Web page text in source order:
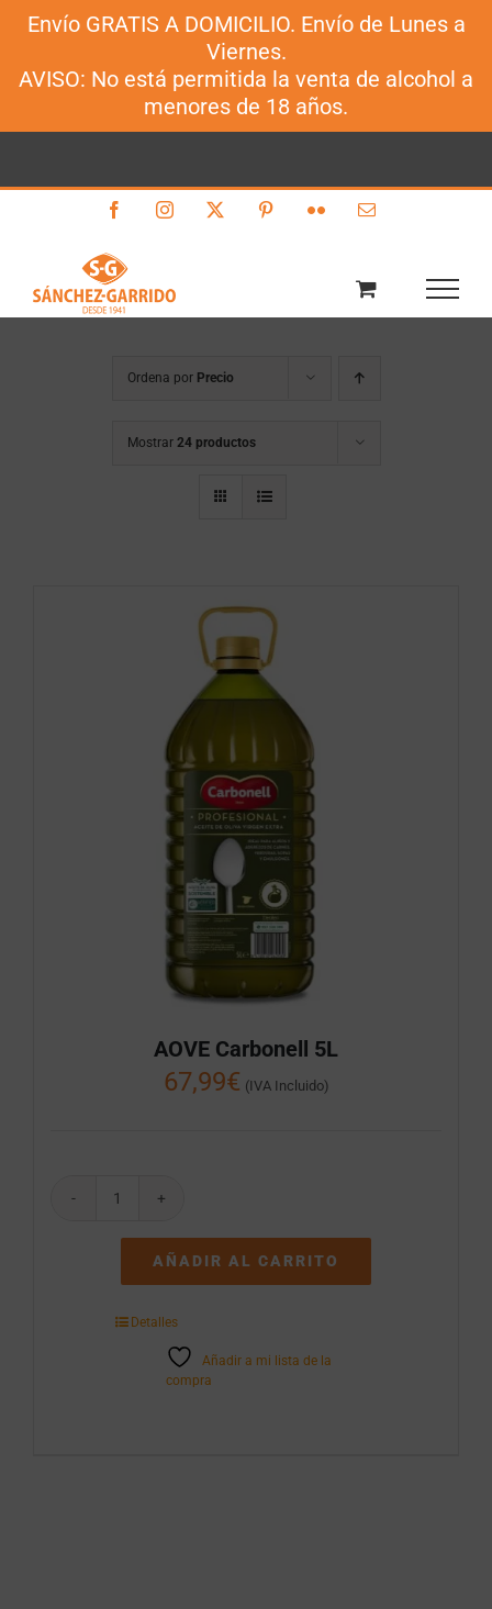
Envío GRATIS A DOMICILIO. Envío de Lunes a
Viernes.
AVISO: No está permitida la venta de alcohol a
menores de 18 años.
FacebookInstagram PinterestFlickr Correo
Ordena por Precio
Mostrar 24 productos
AOVE Carbonell 5L
67,99€ (IVA Incluido)
AOVE
cantidad
AÑADIR AL CARRITO
Detalles
Añadir a mi lista de la
compra
Sánchez-Garrido